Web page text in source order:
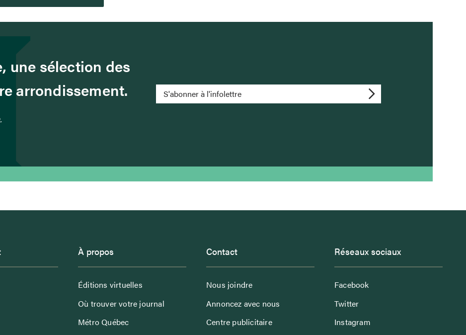
une sélection des
arrondissement.
S'abonner à l'infolettre
À propos
Éditions virtuelles
Où trouver votre journal
Métro Québec
Contact
Nous joindre
Annoncez avec nous
Centre publicitaire
Réseaux sociaux
Facebook
Twitter
Instagram